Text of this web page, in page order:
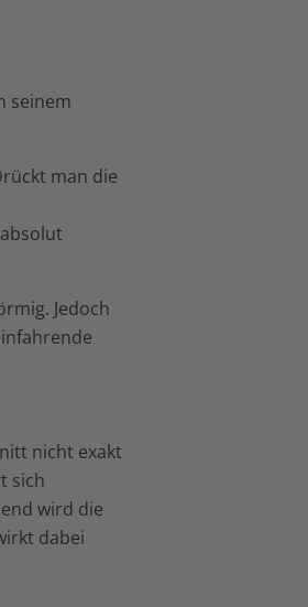
seinem
man die
Jedoch
nicht exakt
sich
wird die
dabei